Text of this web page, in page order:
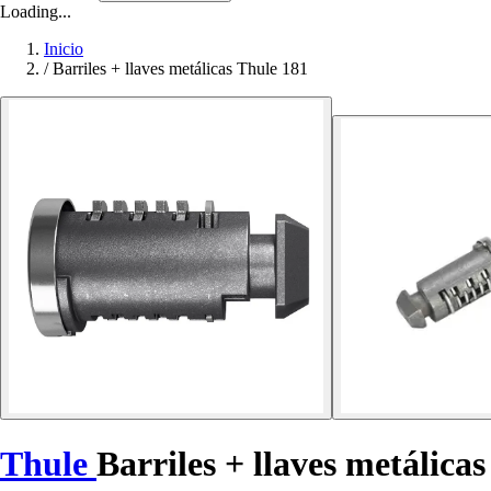
Loading...
Inicio
/ Barriles + llaves metálicas Thule 181
Thule Barriles + llaves metálicas